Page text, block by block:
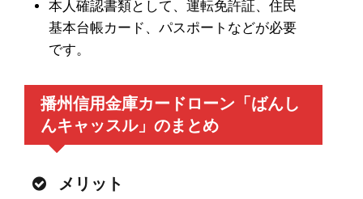
本人確認書類として、運転免許証、住民
基本台帳カード、パスポートなどが必要
です。
播州信用金庫カードローン「ばんし
んキャッスル」のまとめ
メリット